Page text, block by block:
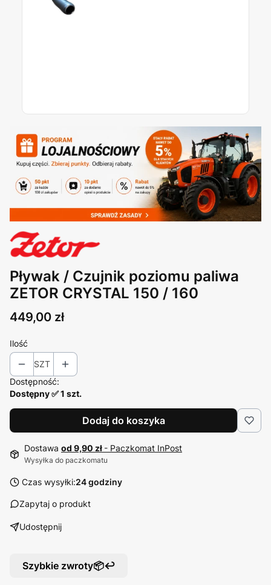
Pływak / Czujnik poziomu paliwa
ZETOR CRYSTAL 150 / 160
Cena
449,00 zł
Ilość
SZT
Dostępność:
Dostępny ✅ 1 szt.
Dodaj do koszyka
Dostawa od 9,90 zł - Paczkomat InPost
Wysyłka do paczkomatu
Czas wysyłki:24 godziny
Zapytaj o produkt
Udostępnij
Szybkie zwroty📦↩️